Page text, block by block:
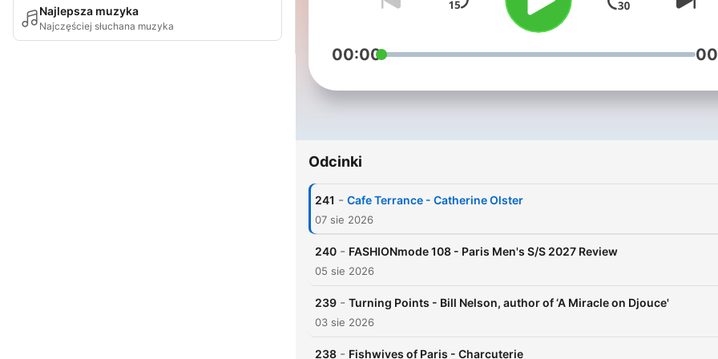
Najlepsza muzyka
Najczęściej słuchana muzyka
00:00
Odcinki
241 - Cafe Terrance - Catherine Olster
07 sie 2026
240 - FASHIONmode 108 - Paris Men's S/S 2027 Review
05 sie 2026
239 - Turning Points - Bill Nelson, author of ‘A Miracle on Djouce'
03 sie 2026
238 - Fishwives of Paris - Charcuterie